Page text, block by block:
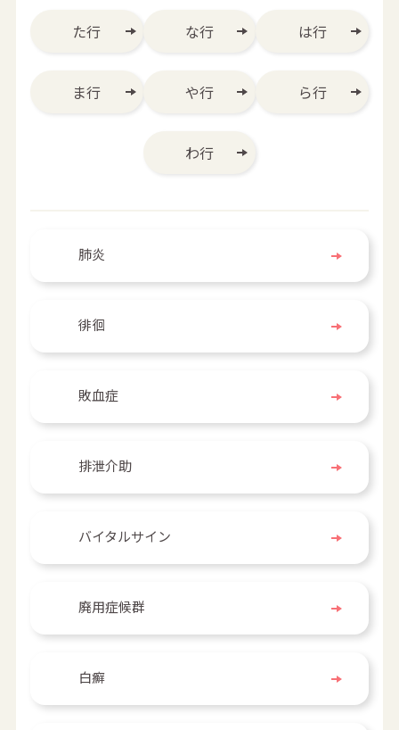
た行 な行 は行
ま行 や行 ら行
わ行
肺炎
徘徊
敗血症
排泄介助
バイタルサイン
廃用症候群
白癬